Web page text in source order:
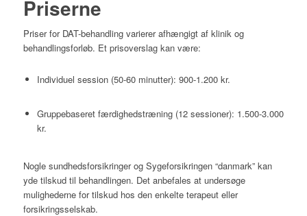
Priserne
Priser for DAT-behandling varierer afhængigt af klinik og
behandlingsforløb. Et prisoverslag kan være:
Individuel session (50-60 minutter): 900-1.200 kr.
Gruppebaseret færdighedstræning (12 sessioner): 1.500-3.000
kr.
Nogle sundhedsforsikringer og Sygeforsikringen “danmark” kan
yde tilskud til behandlingen. Det anbefales at undersøge
mulighederne for tilskud hos den enkelte terapeut eller
forsikringsselskab.